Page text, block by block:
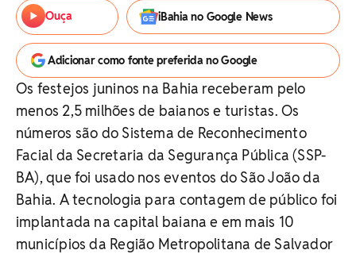
Ouça iBahia no Google News
Adicionar como fonte preferida no Google
Os festejos juninos na Bahia receberam pelo
menos 2,5 milhões de baianos e turistas. Os
números são do Sistema de Reconhecimento
Facial da Secretaria da Segurança Pública (SSP-
BA), que foi usado nos eventos do São João da
Bahia. A tecnologia para contagem de público foi
implantada na capital baiana e em mais 10
municípios da Região Metropolitana de Salvador